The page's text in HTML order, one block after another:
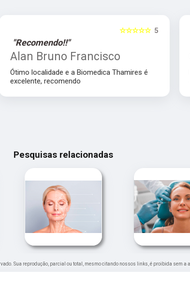
5
☆☆☆☆☆
Bruno Francisco
localidade e a Biomedica Thamires é
recomendo
Pesquisas relacionadas
Sua reprodução, parcial ou total, mesmo citando nossos links, é proibida sem